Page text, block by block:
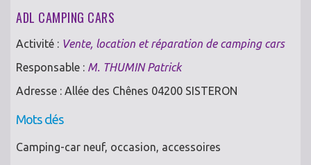
ADL CAMPING CARS
Activité : Vente, location et réparation de camping cars
Responsable : M. THUMIN Patrick
Adresse : Allée des Chênes 04200 SISTERON
Mots clés
Camping-car neuf, occasion, accessoires